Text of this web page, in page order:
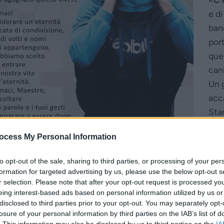
My Personal Information
opt-out of the sale, sharing to third parties, or processing of your
for targeted advertising by us, please use the below opt-out
selection. Please note that after your opt-out request is processed
interest-based ads based on personal information utilized by us
to third parties prior to your opt-out. You may separately
of your personal information by third parties on the IAB’s list of
e
Un
di
la lingua, perché soffro terribilmente in questa
rispose: “Figlio, ricòrdati che, nella vita, tu hai
consolato, tu invece sei in mezzo ai tormenti. Per di
di qui vogliono passare da voi, non possono, né di lì